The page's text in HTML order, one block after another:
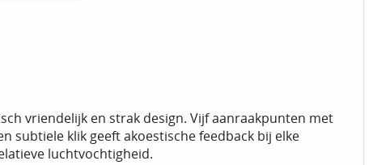
vriendelijk en strak design. Vijf aanraakpunten met
subtiele klik geeft akoestische feedback bij elke
luchtvochtigheid.